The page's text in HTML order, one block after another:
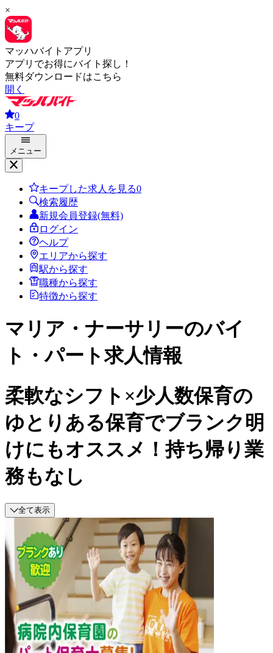
×
マッハバイトアプリ
アプリでお得にバイト探し！
無料ダウンロードはこちら
開く
0
キープ
メニュー
キープした求人を見る0
検索履歴
新規会員登録(無料)
ログイン
ヘルプ
エリアから探す
駅から探す
職種から探す
特徴から探す
マリア・ナーサリーのバイ
ト・パート求人情報
柔軟なシフト×少人数保育の
ゆとりある保育でブランク明
けにもオススメ！持ち帰り業
務もなし
全て表示